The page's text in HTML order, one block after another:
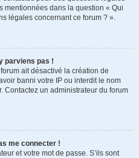
mentionnées dans la question « Qui
légales concernant ce forum ? ».
parviens pas !
ait désactivé la création de
banni votre IP ou interdit le nom
Contactez un administrateur du forum
me connecter !
et votre mot de passe. S’ils sont